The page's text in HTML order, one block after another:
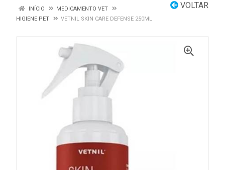
VOLTAR
INÍCIO
MEDICAMENTO VET
HIGIENE PET
VETNIL SKIN CARE DEFENSE 250ML